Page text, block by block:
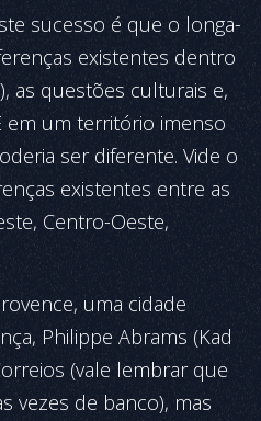
su­cesso é que o longa-
existentes den­tro
as questões culturais e,
em um território imenso
ser diferente. Vide o
existentes entre as
Centro-Oeste,
uma cidade
Philippe Abrams (Kad
(va­le lembrar que
ve­zes de banco), mas